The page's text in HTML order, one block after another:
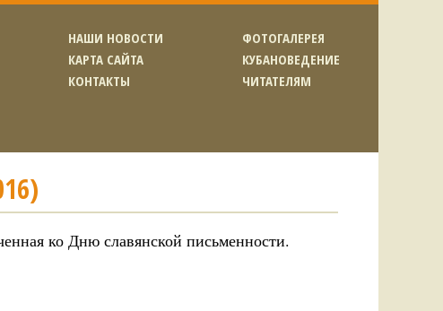
НАШИ НОВОСТИ
КАРТА САЙТА
КОНТАКТЫ
ФОТОГАЛЕРЕЯ
КУБАНОВЕДЕНИЕ
ЧИТАТЕЛЯМ
ко Дню славянской письменности.